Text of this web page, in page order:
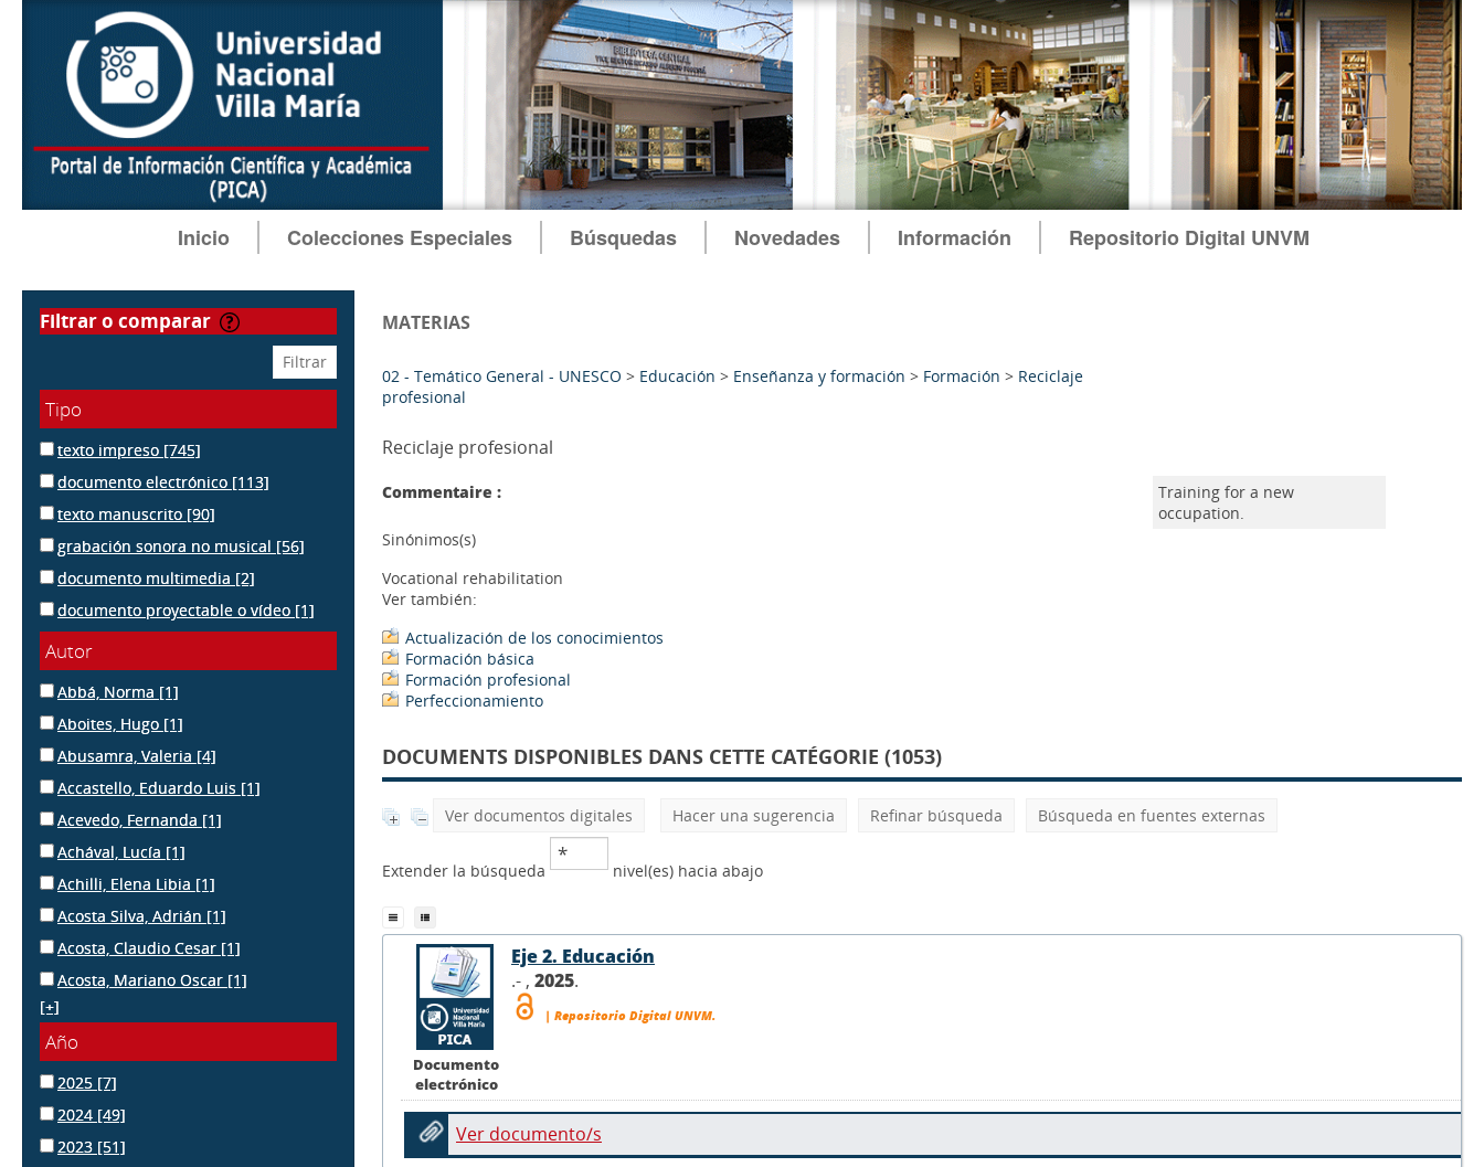
Inicio Colecciones Especiales Búsquedas Novedades Información Repositorio Digital UNVM
filtrar o comparar
Tipo
texto impreso [745]
documento electrónico [113]
texto manuscrito [90]
grabación sonora no musical [56]
documento multimedia [2]
documento proyectable o vídeo [1]
Autor
Abbá, Norma [1]
Aboites, Hugo [1]
Abusamra, Valeria [4]
Accastello, Eduardo Luis [1]
Acevedo, Fernanda [1]
Achával, Lucía [1]
Achilli, Elena Libia [1]
Acosta Silva, Adrián [1]
Acosta, Claudio Cesar [1]
Acosta, Mariano Oscar [1]
[+]
Año
2025 [7]
2024 [49]
2023 [51]
MATERIAS
02 - Temático General - UNESCO > Educación > Enseñanza y formación > Formación > Reciclaje
profesional
Reciclaje profesional
Commentaire :
Training for a new
occupation.
Sinónimos(s)
Vocational rehabilitation
Ver también:
Actualización de los conocimientos
Formación básica
Formación profesional
Perfeccionamiento
DOCUMENTS DISPONIBLES DANS CETTE CATÉGORIE (1053)
Ver documentos digitales Hacer una sugerencia Refinar búsqueda Búsqueda en fuentes externas
Extender la búsqueda nivel(es) hacia abajo
Documento
electrónico
Eje 2. Educación
.- , 2025.
| Repositorio Digital UNVM.
Ver documento/s